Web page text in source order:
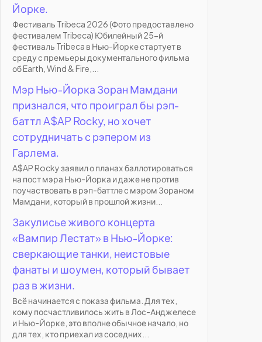
Йорке.
Фестиваль Tribeca 2026 (Фото предоставлено
фестивалем Tribeca) Юбилейный 25-й
фестиваль Tribeca в Нью-Йорке стартует в
среду с премьеры документального фильма
об Earth, Wind & Fire,...
Мэр Нью-Йорка Зоран Мамдани
признался, что проиграл бы рэп-
баттл A$AP Rocky, но хочет
сотрудничать с рэпером из
Гарлема.
A$AP Rocky заявил о планах баллотироваться
на пост мэра Нью-Йорка и даже не против
поучаствовать в рэп-баттле с мэром Зораном
Мамдани, который в прошлой жизни...
Закулисье живого концерта
«Вампир Лестат» в Нью-Йорке:
сверкающие танки, неистовые
фанаты и шоумен, который бывает
раз в жизни.
Всё начинается с показа фильма. Для тех,
кому посчастливилось жить в Лос-Анджелесе
и Нью-Йорке, это вполне обычное начало, но
для тех, кто приехал из соседних...